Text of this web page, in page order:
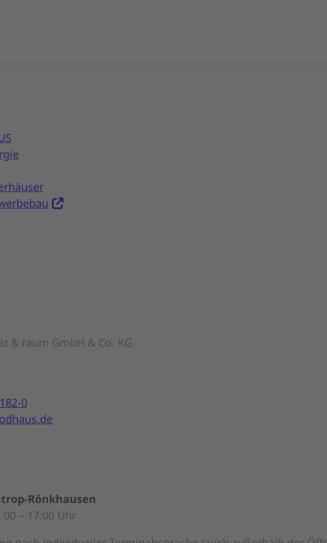
& raum GmbH & Co. KG
0
Rönkhausen
– 17:00 Uhr